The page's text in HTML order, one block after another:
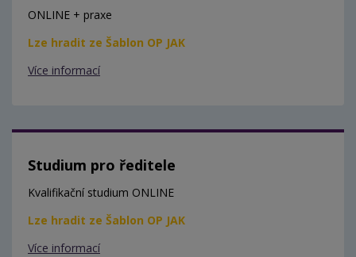
ONLINE + praxe
Lze hradit ze Šablon OP JAK
Více informací
Studium pro ředitele
Kvalifikační studium ONLINE
Lze hradit ze Šablon OP JAK
Více informací